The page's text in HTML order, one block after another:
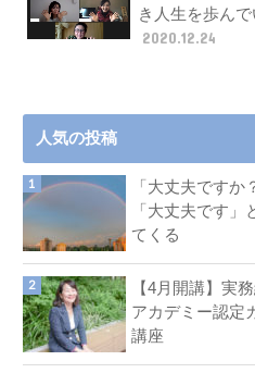
き人生を歩んで
2020.12.24
人気の投稿
「大丈夫ですか
「大丈夫です」
てくる
【4月開講】実
アカデミー認定
講座